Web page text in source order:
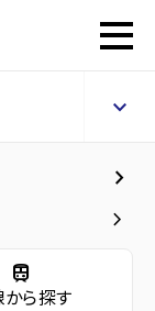
keyboard_arrow_up
keyboard_arrow_right
keyboard_arrow_right
train
ら探す
卸町駅宮城)の